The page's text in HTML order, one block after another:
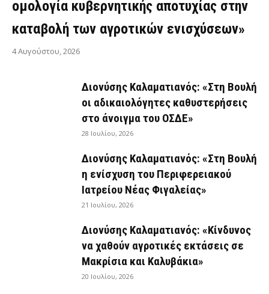
ομολογία κυβερνητικής αποτυχίας στην
καταβολή των αγροτικών ενισχύσεων»
4 Αυγούστου, 2026
Διονύσης Καλαματιανός: «Στη Βουλή
οι αδικαιολόγητες καθυστερήσεις
στο άνοιγμα του ΟΣΔΕ»
28 Ιουλίου, 2026
Διονύσης Καλαματιανός: «Στη Βουλή
η ενίσχυση του Περιφερειακού
Ιατρείου Νέας Φιγαλείας»
21 Ιουλίου, 2026
Διονύσης Καλαματιανός: «Κίνδυνος
να χαθούν αγροτικές εκτάσεις σε
Μακρίσια και Καλυβάκια»
20 Ιουλίου, 2026